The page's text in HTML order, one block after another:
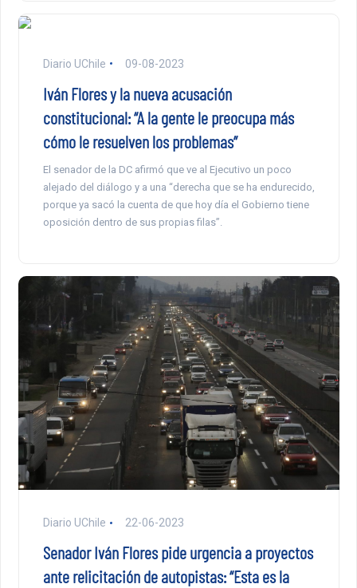
Diario UChile 09-08-2023
Iván Flores y la nueva acusación
constitucional: “A la gente le preocupa más
cómo le resuelven los problemas”
El senador de la DC afirmó que ve al Ejecutivo un poco
alejado del diálogo y a una “derecha que se ha endurecido,
porque ya sacó la cuenta de que hoy día el Gobierno tiene
oposición dentro de sus propias filas”.
Diario UChile 22-06-2023
Senador Iván Flores pide urgencia a proyectos
ante relicitación de autopistas: “Esta es la